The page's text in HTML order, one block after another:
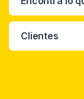
Clientes